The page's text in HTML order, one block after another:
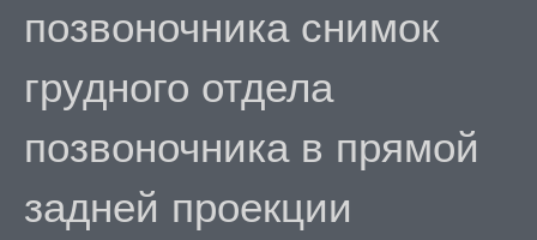
позвоночника снимок
грудного отдела
позвоночника в прямой
задней проекции